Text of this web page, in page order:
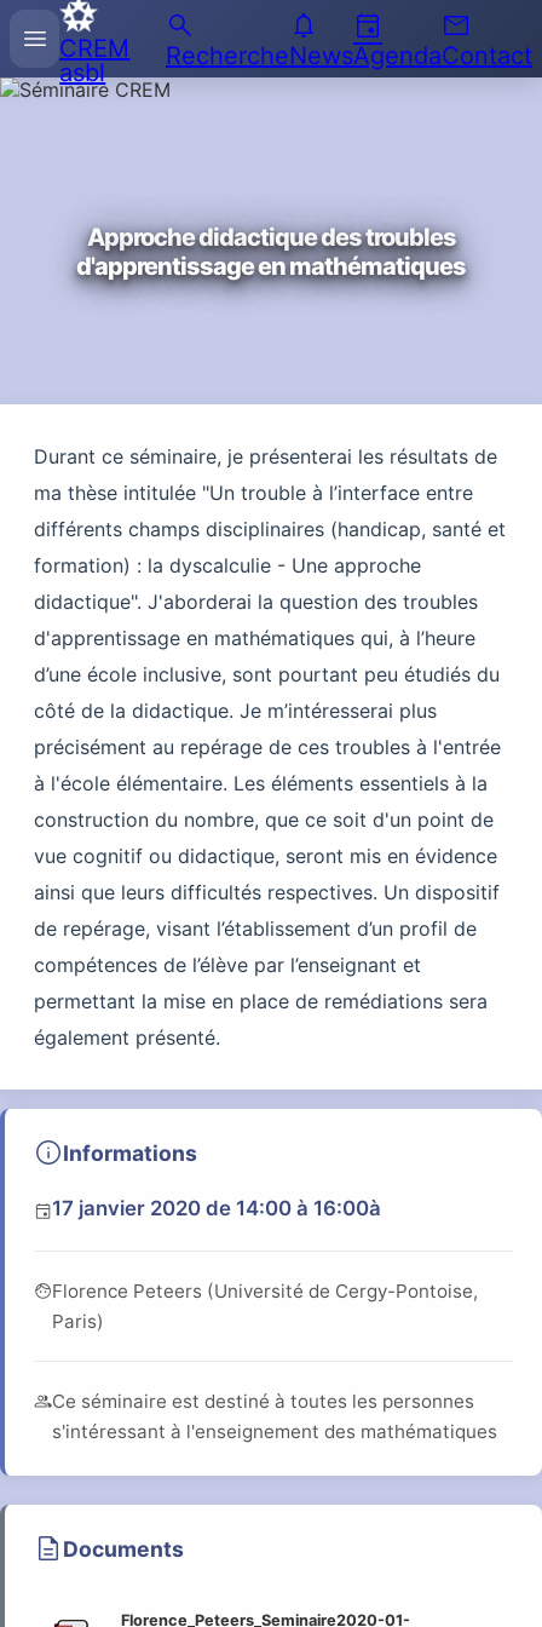
menu CREM
asbl
search
Recherche
notifications
News
event
Agenda
email
Contact
Approche didactique des troubles
d'apprentissage en mathématiques
Durant ce séminaire, je présenterai les résultats de
ma thèse intitulée "Un trouble à l’interface entre
différents champs disciplinaires (handicap, santé et
formation) : la dyscalculie - Une approche
didactique". J'aborderai la question des troubles
d'apprentissage en mathématiques qui, à l’heure
d’une école inclusive, sont pourtant peu étudiés du
côté de la didactique. Je m’intéresserai plus
précisément au repérage de ces troubles à l'entrée
à l'école élémentaire. Les éléments essentiels à la
construction du nombre, que ce soit d'un point de
vue cognitif ou didactique, seront mis en évidence
ainsi que leurs difficultés respectives. Un dispositif
de repérage, visant l’établissement d’un profil de
compétences de l’élève par l’enseignant et
permettant la mise en place de remédiations sera
également présenté.
infoInformations
event17 janvier 2020 de 14:00 à 16:00à
faceFlorence Peteers (Université de Cergy-Pontoise,
Paris)
groupCe séminaire est destiné à toutes les personnes
s'intéressant à l'enseignement des mathématiques
description Documents
Florence_Peteers_Seminaire2020-01-